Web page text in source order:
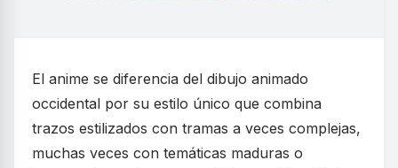
El anime se diferencia del dibujo animado
occidental por su estilo único que combina
trazos estilizados con tramas a veces complejas,
muchas veces con temáticas maduras o